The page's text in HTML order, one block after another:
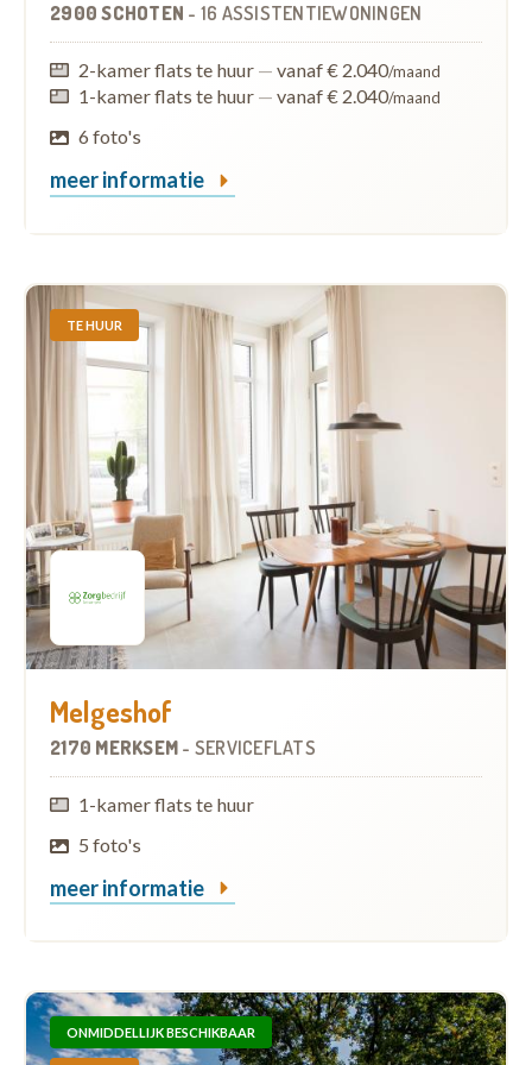
2900 SCHOTEN - 16 ASSISTENTIEWONINGEN
2-kamer flats te huur — vanaf € 2.040/maand
1-kamer flats te huur — vanaf € 2.040/maand
6 foto's
meer informatie
TE HUUR
Melgeshof
2170 MERKSEM - SERVICEFLATS
1-kamer flats te huur
5 foto's
meer informatie
ONMIDDELLIJK BESCHIKBAAR